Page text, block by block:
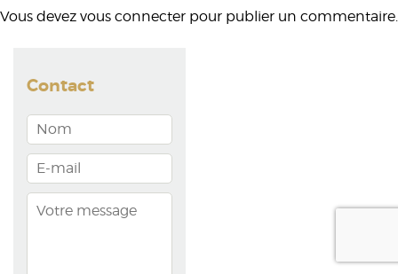
Vous devez vous connecter pour publier un commentaire.
Contact